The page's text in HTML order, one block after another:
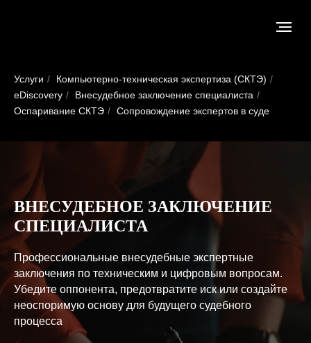
Услуги / Компьютерно-техническая экспертиза (СКТЭ) /
eDiscovery / Внесудебное заключение специалиста /
Оспаривание СКТЭ / Сопровождение экспертов в суде
ВНЕСУДЕБНОЕ ЗАКЛЮЧЕНИЕ
СПЕЦИАЛИСТА
Профессиональные внесудебные экспертные
заключения по техническим и цифровым вопросам.
Убедите оппонента, предотвратите иск или создайте
неоспоримую основу для будущего судебного
процесса